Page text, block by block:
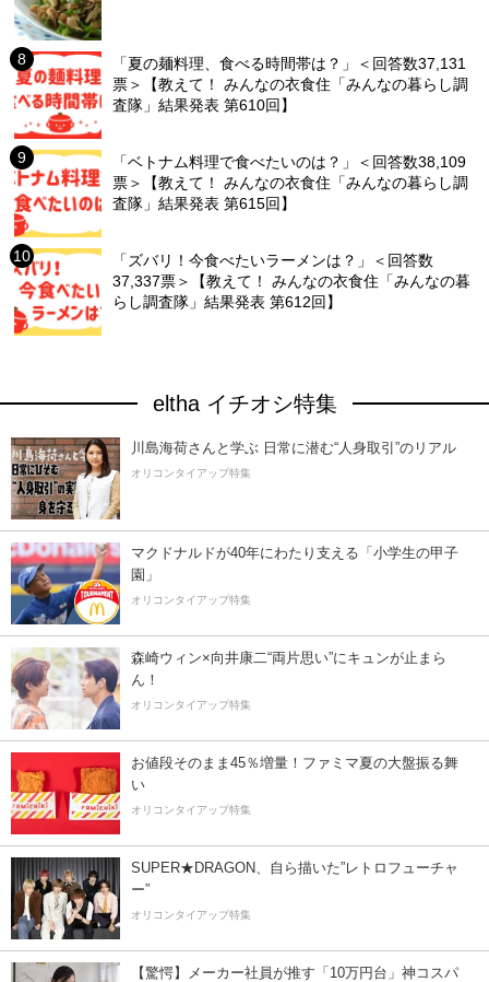
「夏の麺料理、食べる時間帯は？」＜回答数37,131
票＞【教えて！ みんなの衣食住「みんなの暮らし調
査隊」結果発表 第610回】
「ベトナム料理で食べたいのは？」＜回答数38,109
票＞【教えて！ みんなの衣食住「みんなの暮らし調
査隊」結果発表 第615回】
「ズバリ！今食べたいラーメンは？」＜回答数
37,337票＞【教えて！ みんなの衣食住「みんなの暮
らし調査隊」結果発表 第612回】
eltha イチオシ特集
川島海荷さんと学ぶ 日常に潜む“人身取引”のリアル
オリコンタイアップ特集
マクドナルドが40年にわたり支える「小学生の甲子
園」
オリコンタイアップ特集
森崎ウィン×向井康二“両片思い”にキュンが止まら
ん！
オリコンタイアップ特集
お値段そのまま45％増量！ファミマ夏の大盤振る舞
い
オリコンタイアップ特集
SUPER★DRAGON、自ら描いた”レトロフューチャ
ー”
オリコンタイアップ特集
【驚愕】メーカー社員が推す「10万円台」神コスパ